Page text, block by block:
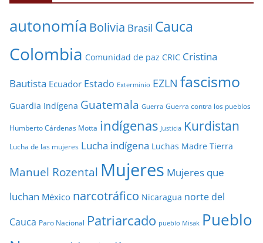
autonomía Bolivia Brasil Cauca
Colombia Comunidad de paz CRIC Cristina
Bautista Ecuador Estado Exterminio EZLN fascismo
Guardia Indígena Guatemala Guerra Guerra contra los pueblos
Humberto Cárdenas Motta indígenas Justicia Kurdistan
Lucha de las mujeres Lucha indígena Luchas Madre Tierra
Manuel Rozental Mujeres Mujeres que
luchan México narcotráfico Nicaragua norte del
Cauca Paro Nacional Patriarcado pueblo Misak Pueblo